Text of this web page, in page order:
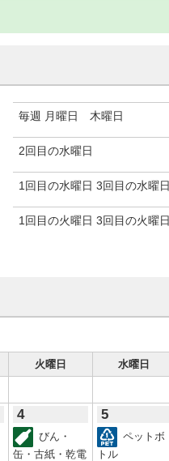
毎週 月曜日 木曜日
2回目の水曜日
1回目の水曜日 3回目の水曜日
1回目の火曜日 3回目の火曜日
火曜日 水曜日
4
びん・
缶・古紙・乾電
5
ペットボ
トル